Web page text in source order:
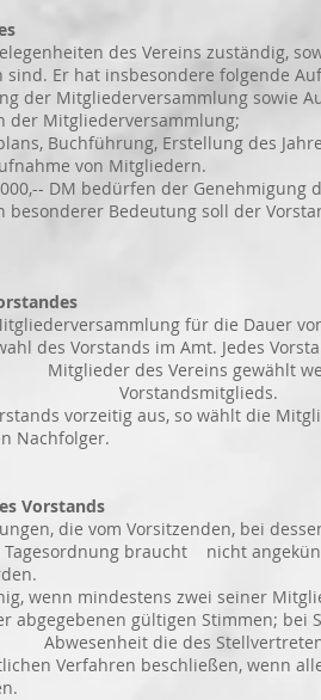
des Vereins zuständig,
hat insbesondere folgende
der Mitgliederversammlung sowie
Mitgliederversammlung;
Buchführung, Erstellung des
von Mitgliedern.
DM bedürfen der Genehmigung
Bedeutung soll der
für die Dauer von
Vorstands im Amt. Jedes
des Vereins gewählt
Vorstandsmitglieds.
vorzeitig aus, so wählt die
Vorstands
die vom Vorsitzenden, bei
braucht nicht angekündigt
wenn mindestens zwei seiner
gültigen Stimmen; bei
die des
Verfahren beschließen, wenn